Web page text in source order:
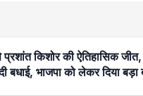
किशोर की ऐतिहासिक जीत,
बधाई, भाजपा को लेकर दिया बड़ा